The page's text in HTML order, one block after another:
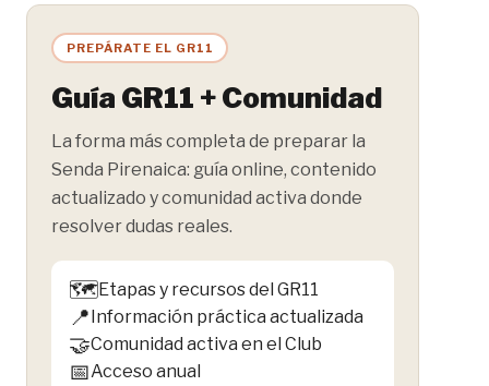
PREPÁRATE EL GR11
Guía GR11 + Comunidad
La forma más completa de preparar la
Senda Pirenaica: guía online, contenido
actualizado y comunidad activa donde
resolver dudas reales.
🗺️Etapas y recursos del GR11
📍 Información práctica actualizada
🤝Comunidad activa en el Club
📅Acceso anual